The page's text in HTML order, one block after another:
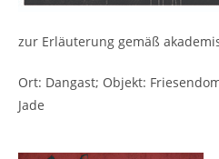
zur Erläuterung gemäß
Ort: Dangast; Objekt:
Jade